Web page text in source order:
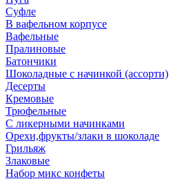
Суфле
В вафельном корпусе
Вафельные
Пралиновые
Батончики
Шоколадные с начинкой (ассорти)
Десерты
Кремовые
Трюфельные
С ликерными начинками
Орехи,фрукты/злаки в шоколаде
Грильяж
Злаковые
Набор микс конфеты